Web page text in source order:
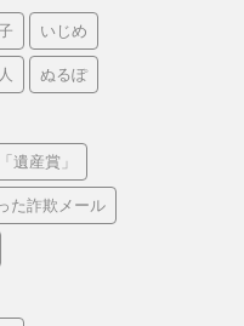
いじめ
ぬるぽ
遺産賞」
た詐欺メール